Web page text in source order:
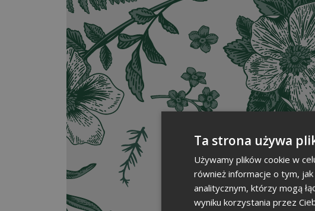
Ta strona używa
Używamy plików cookie w
również informacje o tym,
analitycznym, którzy mogą
wyniku korzystania przez